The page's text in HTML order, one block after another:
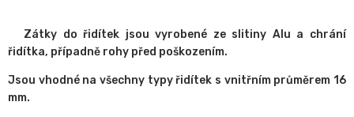
Zátky do řidítek jsou vyrobené ze slitiny Alu a chrání
řidítka, případně rohy před poškozením.
Jsou vhodné na všechny typy řidítek s vnitřním průměrem 16
mm.